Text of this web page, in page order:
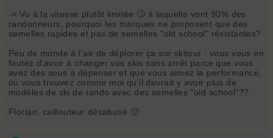
-> Vu à la vitesse plutôt limitée 🙄 à laquelle vont 90% des
randonneurs, pourquoi les marques ne proposent que des
semelles rapides et pas de semelles "old school" résistantes?
Peu de monde à l'air de déplorer ça sur skitour : vous vous en
foutez d'avoir à changer vos skis sans arrêt parce que vous
avez des sous à dépenser et que vous aimez la performance,
ou vous trouvez comme moi qu'il devrait y avoir plus de
modèles de ski de rando avec des semelles "old school"??
Florian, caillouteur désabusé 🙁